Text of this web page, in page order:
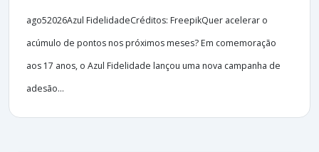
ago52026Azul FidelidadeCréditos: FreepikQuer acelerar o
acúmulo de pontos nos próximos meses? Em comemoração
aos 17 anos, o Azul Fidelidade lançou uma nova campanha de
adesão...